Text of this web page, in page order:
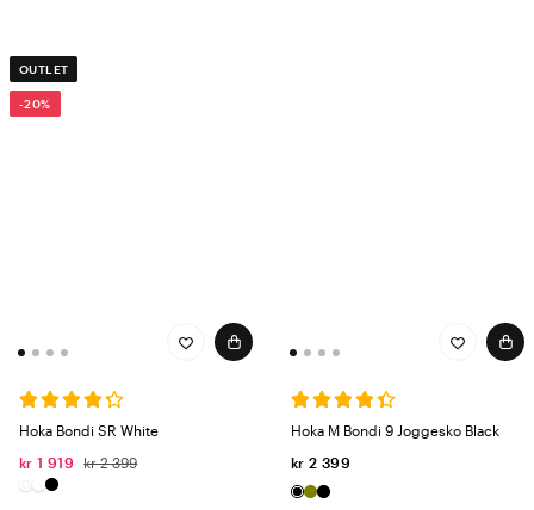
OUTLET
-20%
Hoka Bondi SR White
kr 1 919
kr 2 399
Hoka M Bondi 9 Joggesko Black
kr 2 399